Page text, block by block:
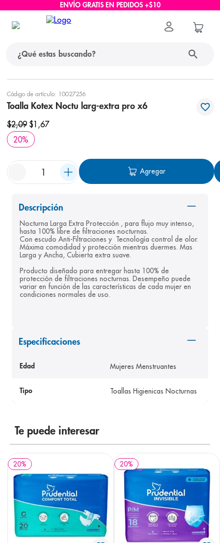
ENVÍO GRATIS EN PEDIDOS +$10
Código de artículo: 10027256
Toalla Kotex Noctu larg-extra pro x6
$2,09 $1 ,67
20%
Agregar
Descripción
Nocturna Larga Extra Protección , para flujo muy intenso,
hasta 100% libre de filtraciones nocturnas.
Con escudo Anti-Filtraciones y  Tecnología control de olor.
Máxima comodidad y protección mientras duermes. Mas
Larga y Ancha, Cubierta extra suave.
Producto diseñado para entregar hasta 100% de
protección de filtraciones nocturnas. Desempeño puede
variar en función de las características de cada mujer en
condiciones normales de uso.
Especificaciones
Edad Mujeres Menstruantes
Tipo Toallas Higienicas Nocturnas
Te puede interesar
20% 20%
1. protector solar
2 pañales
3. eucerin
4. cerave
bioderma
8. panolini
9. pediasure
10 desodorante